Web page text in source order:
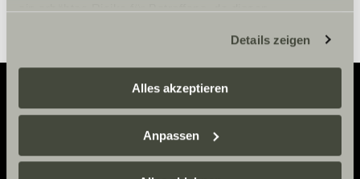
ein erhöhtes Risiko für Betroffene, da diesen
zustehen. Eingesetzte Dienstleister können Daten für
eigene Zwecke verarbeiten und mit anderen Daten
zusammenführen. Weitere Informationen finden Sie hier:
Datenschutzerklärung
einzelne Cookies/Dienste in den Einstellungen aus,
erteilen Sie uns Ihre Einwilligung zur Verarbeitung Ihrer
Details zeigen
Alles akzeptieren
Anpassen
Adventure
Now.